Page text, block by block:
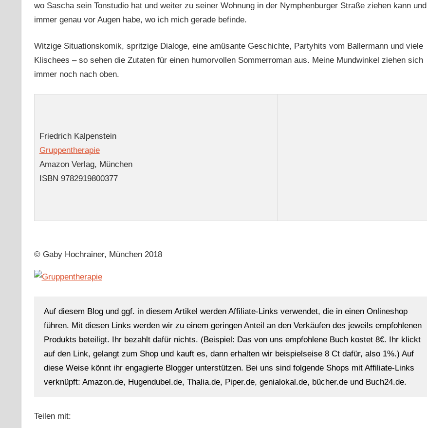
wo Sascha sein Tonstudio hat und weiter zu seiner Wohnung in der Nymphenburger Straße ziehen kann und
immer genau vor Augen habe, wo ich mich gerade befinde.
Witzige Situationskomik, spritzige Dialoge, eine amüsante Geschichte, Partyhits vom Ballermann und viele
Klischees – so sehen die Zutaten für einen humorvollen Sommerroman aus. Meine Mundwinkel ziehen sich
immer noch nach oben.
Friedrich Kalpenstein
Gruppentherapie
Amazon Verlag, München
ISBN 9782919800377
© Gaby Hochrainer, München 2018
Auf diesem Blog und ggf. in diesem Artikel werden Affiliate-Links verwendet, die in einen Onlineshop
führen. Mit diesen Links werden wir zu einem geringen Anteil an den Verkäufen des jeweils empfohlenen
Produkts beteiligt. Ihr bezahlt dafür nichts. (Beispiel: Das von uns empfohlene Buch kostet 8€. Ihr klickt
auf den Link, gelangt zum Shop und kauft es, dann erhalten wir beispielseise 8 Ct dafür, also 1%.) Auf
diese Weise könnt ihr engagierte Blogger unterstützen. Bei uns sind folgende Shops mit Affiliate-Links
verknüpft: Amazon.de, Hugendubel.de, Thalia.de, Piper.de, genialokal.de, bücher.de und Buch24.de.
Teilen mit: